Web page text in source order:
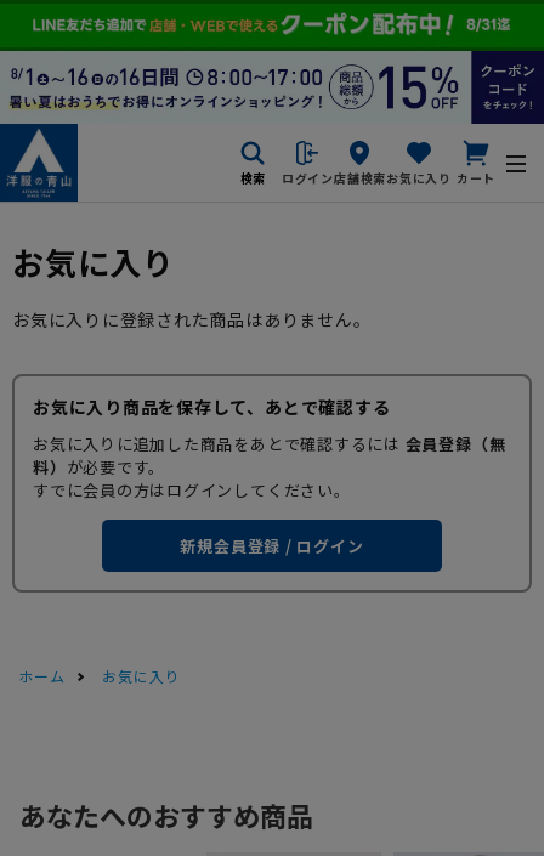
検索 ログイン店舗検索お気に入り カート
お気に入り
お気に入りに登録された商品はありません。
お気に入り商品を保存して、あとで確認する
お気に入りに追加した商品をあとで確認するには 会員登録（無
料） が必要です。
すでに会員の方はログインしてください。
新規会員登録 / ログイン
ホーム お気に入り